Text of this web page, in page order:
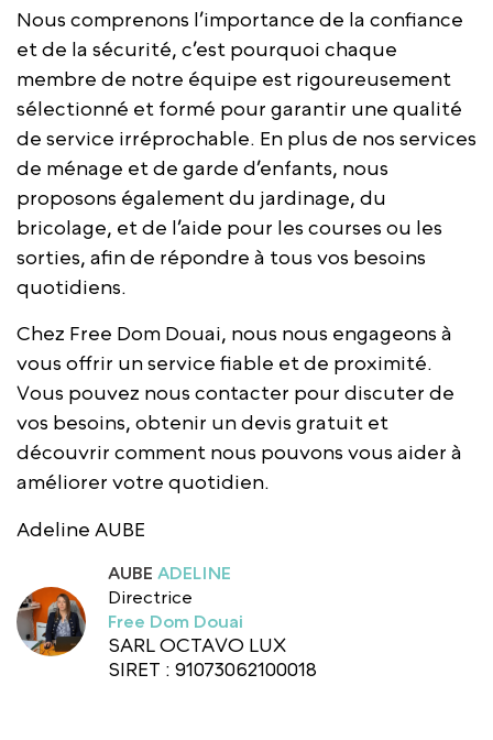
Nous comprenons l’importance de la confiance
et de la sécurité, c’est pourquoi chaque
membre de notre équipe est rigoureusement
sélectionné et formé pour garantir une qualité
de service irréprochable. En plus de nos services
de ménage et de garde d’enfants, nous
proposons également du jardinage, du
bricolage, et de l’aide pour les courses ou les
sorties, afin de répondre à tous vos besoins
quotidiens.
Chez Free Dom Douai, nous nous engageons à
vous offrir un service fiable et de proximité.
Vous pouvez nous contacter pour discuter de
vos besoins, obtenir un devis gratuit et
découvrir comment nous pouvons vous aider à
améliorer votre quotidien.
Adeline AUBE
AUBE ADELINE
Directrice
Free Dom Douai
SARL OCTAVO LUX
SIRET : 91073062100018